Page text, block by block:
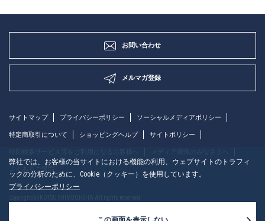
お問い合わせ
メルマガ登録
サイトマップ プライバシーポリシー ソーシャルメディアポリシー
特定商取引について ショッピングヘルプ サイトポリシー
よくあるご質問
弊社では、お客様の当サイトにおける機能の利用、ウェブサイトのトラフィ
ックの分析のために、Cookie（クッキー）を使用しています。
プライバシーポリシー